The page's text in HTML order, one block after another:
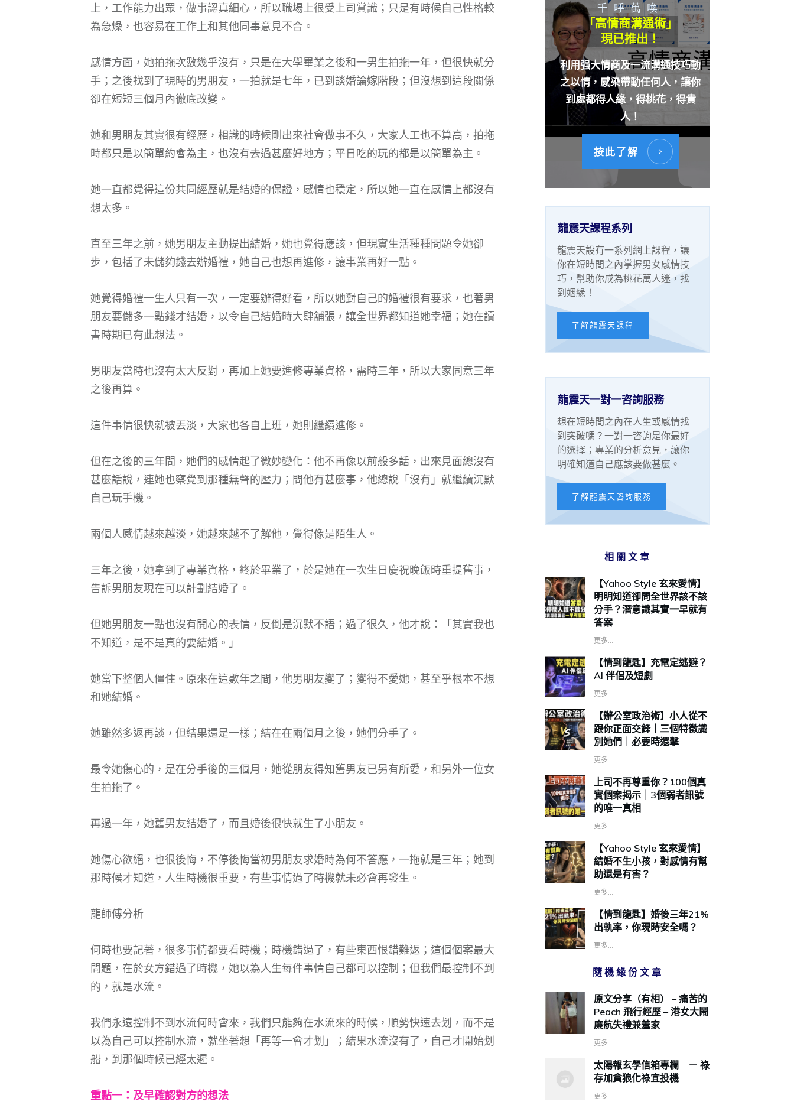
上，工作能力出眾，做事認真細心，所以職場上很受上司賞識；只是有時候自己性格較
為急燥，也容易在工作上和其他同事意見不合。
感情方面，她拍拖次數幾乎沒有，只是在大學畢業之後和一男生拍拖一年，但很快就分
手；之後找到了現時的男朋友，一拍就是七年，已到談婚論嫁階段；但沒想到這段關係
卻在短短三個月內徹底改變。
她和男朋友其實很有經歷，相識的時候剛出來社會做事不久，大家人工也不算高，拍拖
時都只是以簡單約會為主，也沒有去過甚麼好地方；平日吃的玩的都是以簡單為主。
她一直都覺得這份共同經歷就是結婚的保證，感情也穩定，所以她一直在感情上都沒有
想太多。
直至三年之前，她男朋友主動提出結婚，她也覺得應該，但現實生活種種問題令她卻
步，包括了未儲夠錢去辦婚禮，她自己也想再進修，讓事業再好一點。
她覺得婚禮一生人只有一次，一定要辦得好看，所以她對自己的婚禮很有要求，也著男
朋友要儲多一點錢才結婚，以令自己結婚時大肆舖張，讓全世界都知道她幸福；她在讀
書時期已有此想法。
男朋友當時也沒有太大反對，再加上她要進修專業資格，需時三年，所以大家同意三年
之後再算。
這件事情很快就被丟淡，大家也各自上班，她則繼續進修。
但在之後的三年間，她們的感情起了微妙變化：他不再像以前般多話，出來見面總沒有
甚麼話說，連她也察覺到那種無聲的壓力；問他有甚麼事，他總說「沒有」就繼續沉默
自己玩手機。
兩個人感情越來越淡，她越來越不了解他，覺得像是陌生人。
三年之後，她拿到了專業資格，終於畢業了，於是她在一次生日慶祝晚飯時重提舊事，
告訴男朋友現在可以計劃結婚了。
但她男朋友一點也沒有開心的表情，反倒是沉默不語；過了很久，他才說：「其實我也
不知道，是不是真的要結婚。」
她當下整個人僵住。原來在這數年之間，他男朋友變了；變得不愛她，甚至乎根本不想
和她結婚。
她雖然多返再談，但結果還是一樣；結在在兩個月之後，她們分手了。
最令她傷心的，是在分手後的三個月，她從朋友得知舊男友已另有所愛，和另外一位女
生拍拖了。
再過一年，她舊男友結婚了，而且婚後很快就生了小朋友。
她傷心欲絕，也很後悔，不停後悔當初男朋友求婚時為何不答應，一拖就是三年；她到
那時候才知道，人生時機很重要，有些事情過了時機就未必會再發生。
龍師傅分析
何時也要記著，很多事情都要看時機；時機錯過了，有些東西恨錯難返；這個個案最大
問題，在於女方錯過了時機，她以為人生每件事情自己都可以控制；但我們最控制不到
的，就是水流。
我們永遠控制不到水流何時會來，我們只能夠在水流來的時候，順勢快速去划，而不是
以為自己可以控制水流，就坐著想「再等一會才划」；結果水流沒有了，自己才開始划
船，到那個時候已經太遲。
重點一：及早確認對方的想法
千呼萬喚
「高情商溝通術」
現已推出！
利用强大情商及一流溝通技巧動
之以情，感染帶動任何人，讓你
到處都得人緣，得桃花，得貴
人！
按此了解
龍震天課程系列
龍震天設有一系列網上課程，讓
你在短時間之內掌握男女感情技
巧，幫助你成為桃花萬人迷，找
到姻緣！
了解龍震天課程
龍震天一對一咨詢服務
想在短時間之內在人生或感情找
到突破嗎？一對一咨詢是你最好
的選擇；專業的分析意見，讓你
明確知道自己應該要做甚麼。
了解龍震天咨詢服務
相關文章
【Yahoo Style 玄來愛情】
明明知道卻問全世界該不該
分手？潛意識其實一早就有
答案
更多...
【情到龍匙】充電定逃避？
AI 伴侶及短劇
更多...
【辦公室政治術】小人從不
跟你正面交鋒｜三個特徵識
別她們｜必要時還擊
更多...
上司不再尊重你？100個真
實個案揭示｜3個弱者訊號
的唯一真相
更多...
【Yahoo Style 玄來愛情】
結婚不生小孩，對感情有幫
助還是有害？
更多...
【情到龍匙】婚後三年21%
出軌率，你現時安全嗎？
更多...
隨機緣份文章
原文分享（有相） – 痛苦的
Peach 飛行經歷 – 港女大鬧
廉航失禮兼羞家
更多
太陽報玄學信箱專欄 － 祿
存加貪狼化祿宜投機
更多